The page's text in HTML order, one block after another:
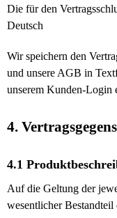
Die für den
Deutsch
Wir speichern den
und unsere AGB in
unserem Kunden-Login
4.
4.1
Auf die Geltung der
wesentlicher